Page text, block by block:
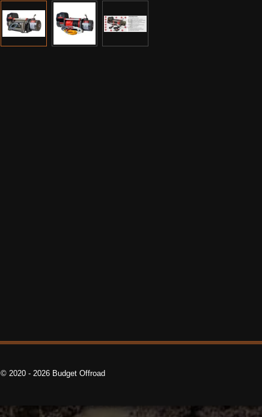
© 2020 - 2026 Budget Offroad